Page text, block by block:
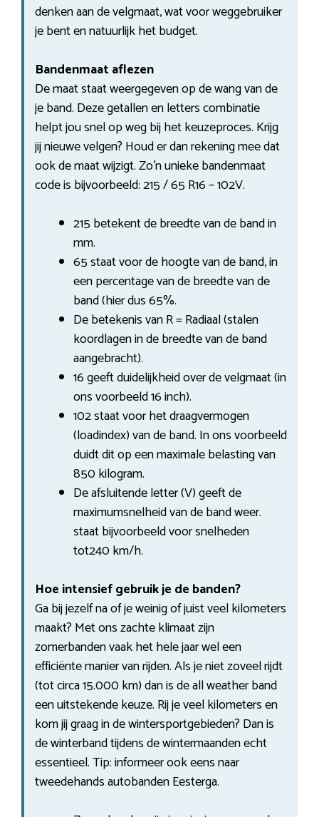
denken aan de velgmaat, wat voor weggebruiker
je bent en natuurlijk het budget.
Bandenmaat aflezen
De maat staat weergegeven op de wang van de
je band. Deze getallen en letters combinatie
helpt jou snel op weg bij het keuzeproces. Krijg
jij nieuwe velgen? Houd er dan rekening mee dat
ook de maat wijzigt. Zo’n unieke bandenmaat
code is bijvoorbeeld: 215 / 65 R16 – 102V.
215 betekent de breedte van de band in
mm.
65 staat voor de hoogte van de band, in
een percentage van de breedte van de
band (hier dus 65%.
De betekenis van R = Radiaal (stalen
koordlagen in de breedte van de band
aangebracht).
16 geeft duidelijkheid over de velgmaat (in
ons voorbeeld 16 inch).
102 staat voor het draagvermogen
(loadindex) van de band. In ons voorbeeld
duidt dit op een maximale belasting van
850 kilogram.
De afsluitende letter (V) geeft de
maximumsnelheid van de band weer.
staat bijvoorbeeld voor snelheden
tot240 km/h.
Hoe intensief gebruik je de banden?
Ga bij jezelf na of je weinig of juist veel kilometers
maakt? Met ons zachte klimaat zijn
zomerbanden vaak het hele jaar wel een
efficiënte manier van rijden. Als je niet zoveel rijdt
(tot circa 15.000 km) dan is de all weather band
een uitstekende keuze. Rij je veel kilometers en
kom jij graag in de wintersportgebieden? Dan is
de winterband tijdens de wintermaanden echt
essentieel. Tip: informeer ook eens naar
tweedehands autobanden Eesterga.